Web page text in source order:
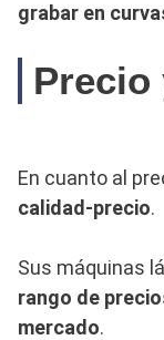
grabar en
Precio
En cuanto al
calidad-precio.
Sus máquinas
rango de
mercado.